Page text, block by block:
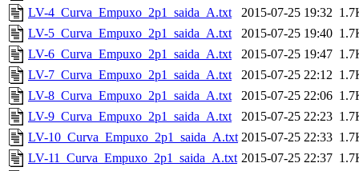
LV-4_Curva_Empuxo_2p1_saida_A.txt
2015-07-25 19:32
LV-5_Curva_Empuxo_2p1_saida_A.txt
2015-07-25 19:40
LV-6_Curva_Empuxo_2p1_saida_A.txt
2015-07-25 19:47
LV-7_Curva_Empuxo_2p1_saida_A.txt
2015-07-25 22:12
LV-8_Curva_Empuxo_2p1_saida_A.txt
2015-07-25 22:06
LV-9_Curva_Empuxo_2p1_saida_A.txt
2015-07-25 22:23
LV-10_Curva_Empuxo_2p1_saida_A.txt 2015-07-25 22:33
LV-11_Curva_Empuxo_2p1_saida_A.txt 2015-07-25 22:37